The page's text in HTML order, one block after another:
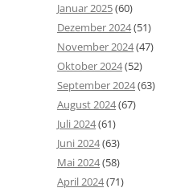
Januar 2025(60)
Dezember 2024(51)
November 2024(47)
Oktober 2024(52)
September 2024(63)
August 2024(67)
Juli 2024(61)
Juni 2024(63)
Mai 2024(58)
April 2024(71)